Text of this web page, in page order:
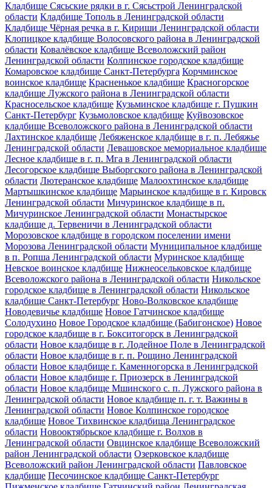
Кладбище Сясьские рядки в г. Сясьстрой Ленинградской
области Кладбище Тополь в Ленинградской области
Кладбище Чёрная речка в г. Кириши Ленинградской области
Клопицкое кладбище Волосовского района в Ленинградской
области Ковалёвское кладбище Всеволожский район
Ленинградской области Колпинское городское кладбище
Комаровское кладбище Санкт-Петербурга Корчминское
воинское кладбище Красненькое кладбище Красногорское
кладбище Лужского района в Ленинградской области
Красносельское кладбище Кузьминское кладбище г. Пушкин
Санкт-Петербург Кузьмоловское кладбище Куйвозовское
кладбище Всеволожского района в Ленинградской области
Лахтинское кладбище Лебяженское кладбище в г. п. Лебяжье
Ленинградской области Левашовское мемориальное кладбище
Лесное кладбище в г. п. Мга в Ленинградской области
Лесогорское кладбище Выборгского района в Ленинградской
области Лютеранское кладбище Малоохтинское кладбище
Мартышкинское кладбище Марьинское кладбище в г. Кировск
Ленинградской области Мичуринское кладбище в п.
Мичуринское Ленинградской области Монастырское
кладбище д. Тервеничи в Ленинградской области
Морозовское кладбище в городском поселении имени
Морозова Ленинградской области Муниципальное кладбище
в п. Ропша Ленинградской области Муринское кладбище
Невское воинское кладбище Нижнеосельковское кладбище
Всеволожского района в Ленинградской области Никольское
городское кладбище в Ленинградской области Никольское
кладбище Санкт-Петербург Ново-Волковское кладбище
Новодевичье кладбище Новое Гатчинское кладбище
Солодухино Новое Городское кладбище (Бабигонское) Новое
городское кладбище в г. Бокситогорск в Ленинградской
области Новое кладбище в г. Лодейное Поле в Ленинградской
области Новое кладбище в г. п. Рощино Ленинградской
области Новое кладбище г. Каменногорска в Ленинградской
области Новое кладбище г. Приозерск в Ленинградской
области Новое кладбище Мшинского с. п. Лужского района в
Ленинградской области Новое кладбище п. г. т. Важины в
Ленинградской области Новое Колпинское городское
кладбище Новое Тихвинское кладбища Ленинградское
области Новооктябрьское кладбище г. Волхов в
Ленинградской области Овцинское кладбище Всеволожский
район Ленинградской области Озерковское кладбище
Всеволожский район Ленинградской области Павловское
кладбище Песочинское кладбище Санкт-Петербург